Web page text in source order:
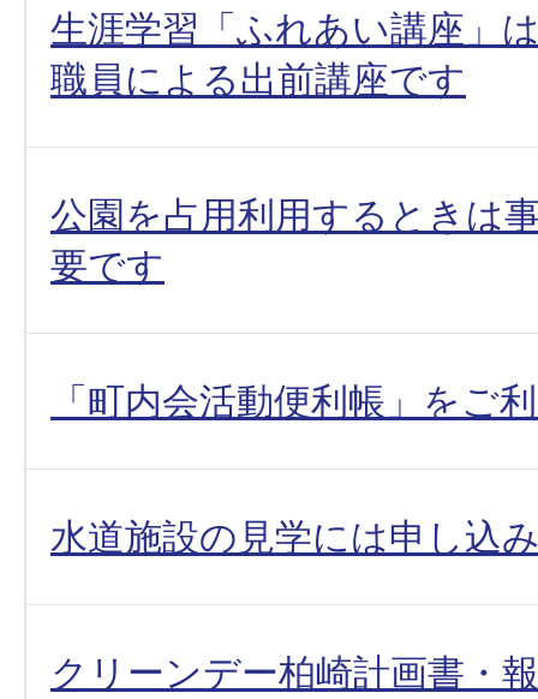
生涯学習「ふれあい講座」
職員による出前講座です
公園を占用利用するときは
要です
「町内会活動便利帳」をご
水道施設の見学には申し込
クリーンデー柏崎計画書・